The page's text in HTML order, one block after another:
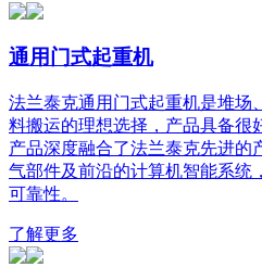
通用门式起重机
法兰泰克通用门式起重机是堆场
料搬运的理想选择，产品具备很
产品深度融合了法兰泰克先进的
气部件及前沿的计算机智能系统
可靠性。
了解更多